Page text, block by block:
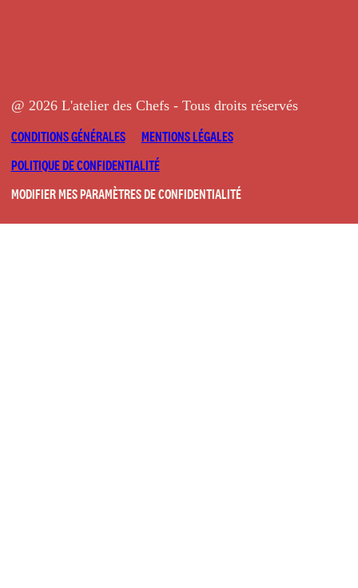
@ 2026 L'atelier des Chefs - Tous droits réservés
CONDITIONS GÉNÉRALES
MENTIONS LÉGALES
POLITIQUE DE CONFIDENTIALITÉ
MODIFIER MES PARAMÈTRES DE CONFIDENTIALITÉ